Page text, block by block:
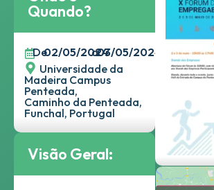
Quando?
De02/05/2024
a03/05/2024
Universidade da
Madeira Campus
Penteada,
Caminho da Penteada,
Funchal, Portugal
Visão Geral: